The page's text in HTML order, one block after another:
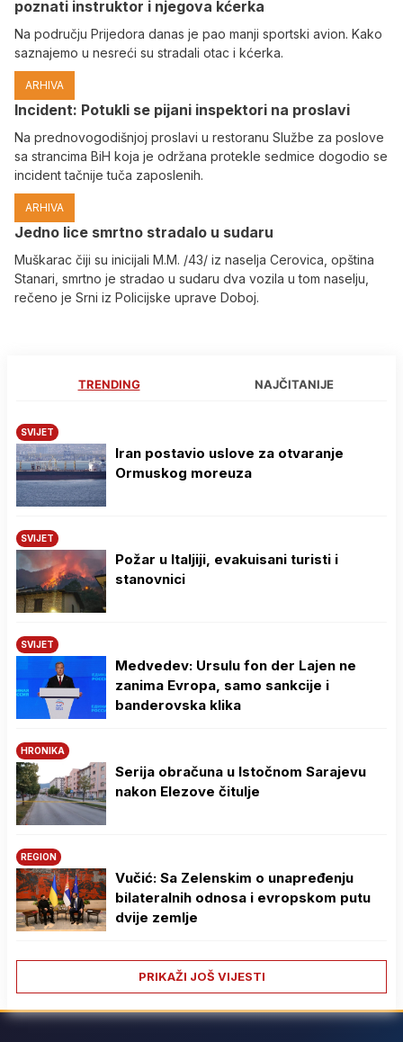
poznati instruktor i njegova kćerka
Na području Prijedora danas je pao manji sportski avion. Kako
saznajemo u nesreći su stradali otac i kćerka.
ARHIVA
Incident: Potukli se pijani inspektori na proslavi
Na prednovogodišnjoj proslavi u restoranu Službe za poslove
sa strancima BiH koja je održana protekle sedmice dogodio se
incident tačnije tuča zaposlenih.
ARHIVA
Јedno lice smrtno stradalo u sudaru
Muškarac čiji su inicijali M.M. /43/ iz naselja Cerovica, opština
Stanari, smrtno je stradao u sudaru dva vozila u tom naselju,
rečeno je Srni iz Policijske uprave Doboj.
TRENDING NAJČITANIJE
SVIJET
Iran postavio uslove za otvaranje
Ormuskog moreuza
SVIJET
Požar u Italjiji, evakuisani turisti i
stanovnici
SVIJET
Medvedev: Ursulu fon der Lajen ne
zanima Evropa, samo sankcije i
banderovska klika
HRONIKA
Serija obračuna u Istočnom Sarajevu
nakon Elezove čitulje
REGION
Vučić: Sa Zelenskim o unapređenju
bilateralnih odnosa i evropskom putu
dvije zemlje
PRIKAŽI JOŠ VIJESTI